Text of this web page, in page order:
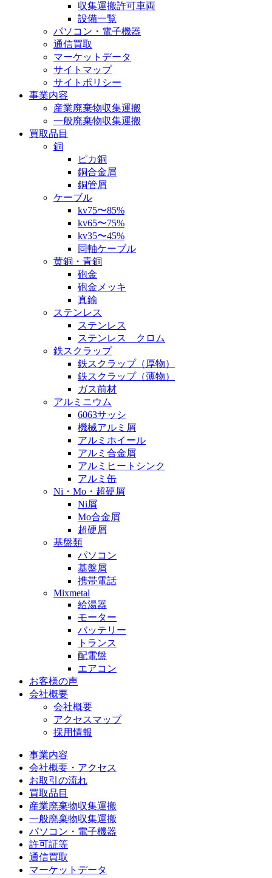
収集運搬許可車両
設備一覧
パソコン・電子機器
通信買取
マーケットデータ
サイトマップ
サイトポリシー
事業内容
産業廃棄物収集運搬
一般廃棄物収集運搬
買取品目
銅
ピカ銅
銅合金屑
銅管屑
ケーブル
kv75〜85%
kv65〜75%
kv35〜45%
同軸ケーブル
黄銅・青銅
砲金
砲金メッキ
真鍮
ステンレス
ステンレス
ステンレス クロム
鉄スクラップ
鉄スクラップ（厚物）
鉄スクラップ（薄物）
ガス前材
アルミニウム
6063サッシ
機械アルミ屑
アルミホイール
アルミ合金屑
アルミヒートシンク
アルミ缶
Ni・Mo・超硬屑
Ni屑
Mo合金屑
超硬屑
基盤類
パソコン
基盤屑
携帯電話
Mixmetal
給湯器
モーター
バッテリー
トランス
配電盤
エアコン
お客様の声
会社概要
会社概要
アクセスマップ
採用情報
事業内容
会社概要・アクセス
お取引の流れ
買取品目
産業廃棄物収集運搬
一般廃棄物収集運搬
パソコン・電子機器
許可証等
通信買取
マーケットデータ